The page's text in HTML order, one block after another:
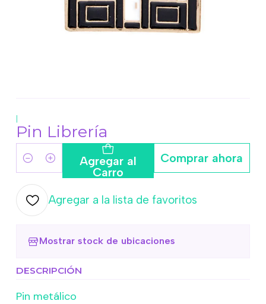
|
Pin Librería
Cantidad Agregar al
Carro
Comprar ahora
Agregar a la lista de favoritos
Mostrar stock de ubicaciones
DESCRIPCIÓN
Pin metálico